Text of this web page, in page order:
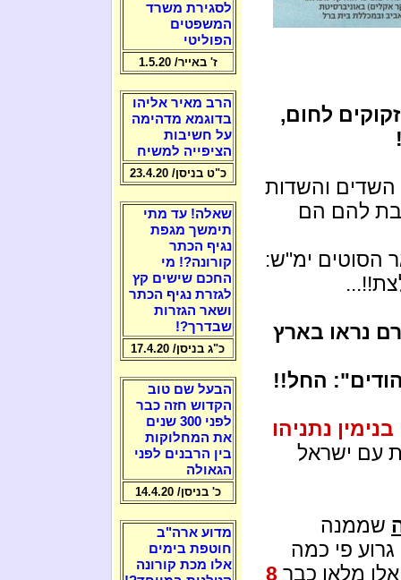
לחום,
השדים והשדות
שבת להם הם
הסוטים ימ"ש:
נראו בארץ
החל!!
בנימין נתניהו
עם ישראל
שממנה
גרוע פי כמה
מלאו כבר 8
לסגירת משרד
המשפטים
הפוליטי
ז' באייר/ 1.5.20
הרב מאיר אליהו
בדוגמא מדהימה
על חשיבות
הציפייה למשיח
כ"ט בניסן/ 23.4.20
שאלה! עד מתי
תימשך מגפת
נגיף הכתר
קורונה?! מי
החכם שישים קץ
לגזרת נגיף הכתר
ושאר הגזרות
שבדרך?!
כ"ג בניסן/ 17.4.20
הבעל שם טוב
הקדוש חזה כבר
לפני 300 שנים
את המחלוקות
בין הרבנים לפני
הגאולה
כ' בניסן/ 14.4.20
מדוע ארה"ב
חוטפת בימים
אלו מכת קורונה